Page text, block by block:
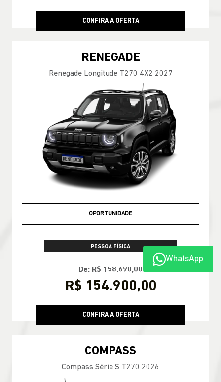
CONFIRA A OFERTA
RENEGADE
Renegade Longitude T270 4X2 2027
OPORTUNIDADE
PESSOA FÍSICA
De: R$ 158.690,00
R$ 154.900,00
CONFIRA A OFERTA
COMPASS
Compass Série S T270 2026
WhatsApp